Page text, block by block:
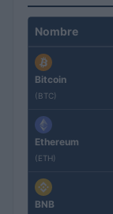
Nombre
Bitcoin
(BTC)
Ethereum
(ETH)
BNB